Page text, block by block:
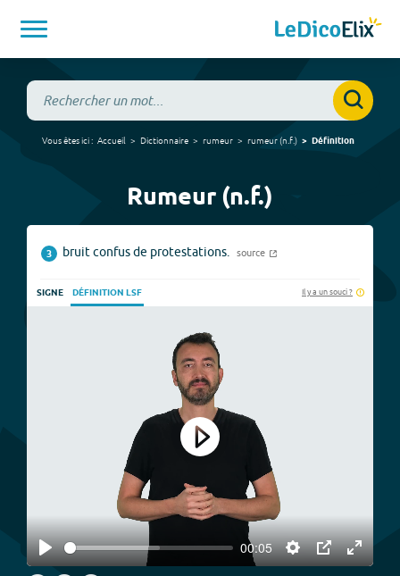
Vous êtes ici : Accueil Dictionnaire rumeur rumeur(n.f.) Définition
Rumeur (n.f.)
3 bruit confus de protestations. source
SIGNE DÉFINITION LSF Il y a un souci ?
Play
00:05
Settings
PIP
Enter
Play